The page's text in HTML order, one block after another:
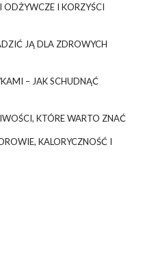
ODŻYWCZE I KORZYŚCI
JĄ DLA ZDROWYCH
– JAK SCHUDNĄĆ
KTÓRE WARTO ZNAĆ
KALORYCZNOŚĆ I